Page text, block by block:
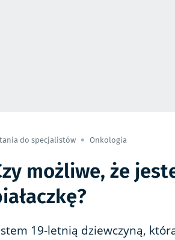
do specjalistów Onkologia
możliwe, że
19-letnią dziewczyną,